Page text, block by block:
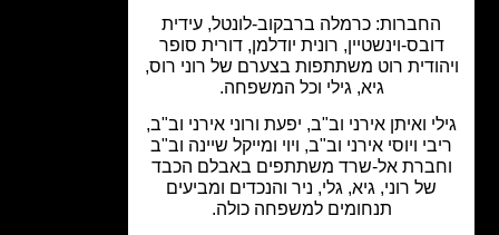
החברות: כרמלה ברבקוב-לונטל, עידית
וינשטיין, רונית יודלמן, דורית סופר
רוט משתתפות בצערם של רוני רוס,
גיא, גילי וכל המשפחה.
ואיתן אירני וב"ב, יפעת ורוני אירני וב"ב,
ויוסי אירני וב"ב, ויוי ומייקל שיינה וב"ב
אל-שרד משתתפים באבלם הכבד
של רוני, גיא, גלי, ניר והנכדים ומביעים
תנחומים למשפחה כולה.